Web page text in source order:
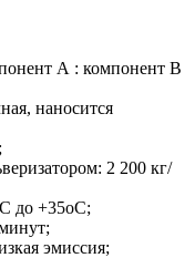
А : компонент В
наносится
2 200 кг/
до +35оС;
эмиссия;